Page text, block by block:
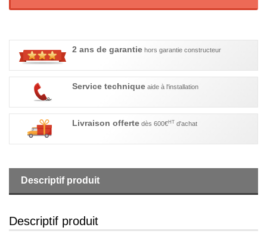
2 ans de garantie hors garantie constructeur
Service technique aide à l'installation
Livraison offerte dès 600€HT d'achat
Descriptif produit
Descriptif produit